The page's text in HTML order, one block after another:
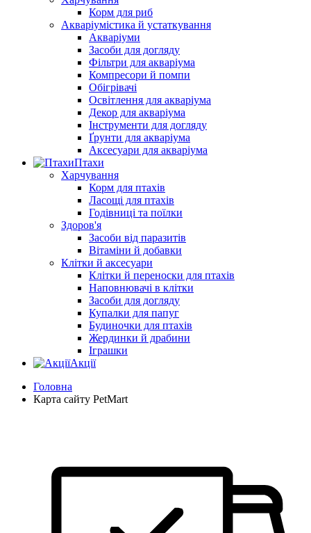
Корм для риб
Акваріумістика й устаткування
Акваріуми
Засоби для догляду
Фільтри для акваріума
Компресори й помпи
Обігрівачі
Освітлення для акваріума
Декор для акваріума
Інструменти для догляду
Ґрунти для акваріума
Аксесуари для акваріума
Птахи
Харчування
Корм для птахів
Ласощі для птахів
Годівниці та поїлки
Здоров'я
Засоби від паразитів
Вітаміни й добавки
Клітки й аксесуари
Клітки й переноски для птахів
Наповнювачі в клітки
Засоби для догляду
Купалки для папуг
Будиночки для птахів
Жердинки й драбини
Іграшки
Акції
Головна
Карта сайту PetMart